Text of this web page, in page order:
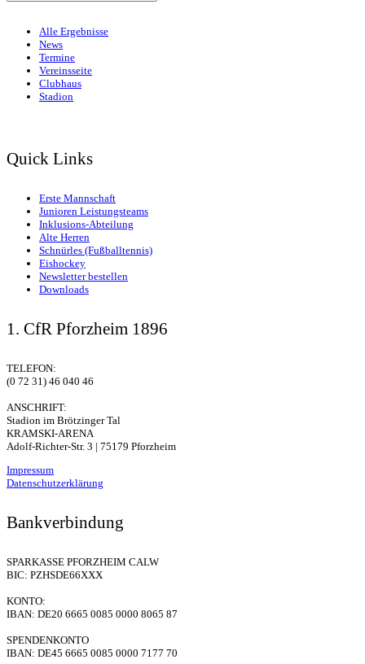
Alle Ergebnisse
News
Termine
Vereinsseite
Clubhaus
Stadion
Quick Links
Erste Mannschaft
Junioren Leistungsteams
Inklusions-Abteilung
Alte Herren
Schnürles (Fußballtennis)
Eishockey
Newsletter bestellen
Downloads
1. CfR Pforzheim 1896
TELEFON:
(0 72 31) 46 040 46
ANSCHRIFT:
Stadion im Brötzinger Tal
KRAMSKI-ARENA
Adolf-Richter-Str. 3 | 75179 Pforzheim
Impressum
Datenschutzerklärung
Bankverbindung
SPARKASSE PFORZHEIM CALW
BIC: PZHSDE66XXX
KONTO:
IBAN: DE20 6665 0085 0000 8065 87
SPENDENKONTO
IBAN: DE45 6665 0085 0000 7177 70